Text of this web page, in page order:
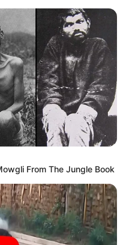
From The Jungle Book